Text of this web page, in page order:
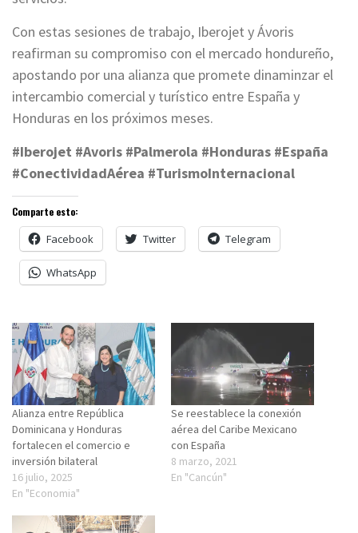
Con estas sesiones de trabajo, Iberojet y Ávoris
reafirman su compromiso con el mercado hondureño,
apostando por una alianza que promete dinaminzar el
intercambio comercial y turístico entre España y
Honduras en los próximos meses.
#Iberojet #Avoris #Palmerola #Honduras #España
#ConectividadAérea #TurismoInternacional
Comparte esto:
Facebook Twitter Telegram
WhatsApp
Alianza entre República
Dominicana y Honduras
fortalecen el comercio e
inversión bilateral
16 julio, 2025
En "Economia"
Se reestablece la conexión
aérea del Caribe Mexicano
con España
8 marzo, 2021
En "Cancún"